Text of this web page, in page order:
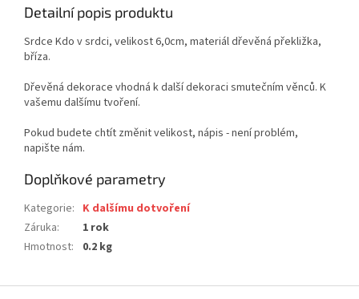
Detailní popis produktu
Srdce Kdo v srdci, velikost 6,0cm, materiál dřevěná překližka,
bříza.
Dřevěná dekorace vhodná k další dekoraci smutečním věnců. K
vašemu dalšímu tvoření.
Pokud budete chtít změnit velikost, nápis - není problém,
napište nám.
Doplňkové parametry
Kategorie: K dalšímu dotvoření
Záruka:
1 rok
Hmotnost: 0.2 kg